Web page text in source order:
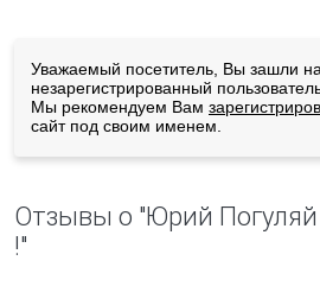
Уважаемый посетитель, Вы зашли на
незарегистрированный
Мы рекомендуем Вам
сайт под своим именем.
Отзывы о "Юрий
!"